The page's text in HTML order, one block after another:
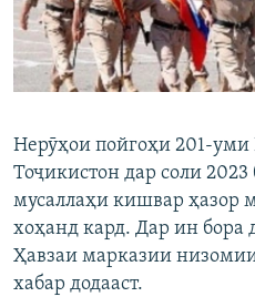
ГУЗОРИШҲОИ РАДИОӢ
Русский
Ҳамаи сомонаҳои RFE/RL
Нерӯҳои пойгоҳи 201-уми
Тоҷикистон дар соли
мусаллаҳи кишвар ҳазор
хоҳанд кард. Дар ин бора
Ҳавзаи марказии
хабар додааст.